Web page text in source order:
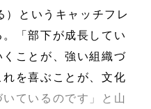
というキャッチフレ
「部下が成長してい
くことが、強い組織づ
を喜ぶことが、文化
ているのです」と山